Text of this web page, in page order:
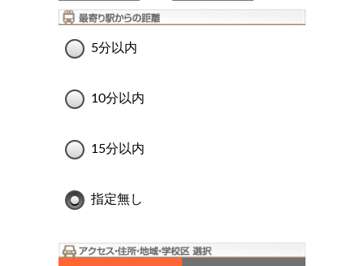
5分以内
10分以内
15分以内
指定無し